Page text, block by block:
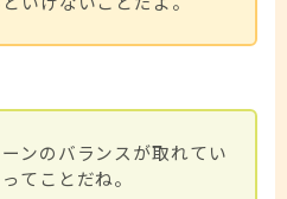
ンのバランスが取れてい
てことだね。